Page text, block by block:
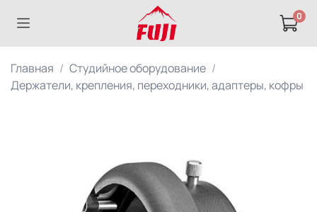
0
Главная
Студийное оборудование
Держатели, крепления, переходники, адаптеры, кофры